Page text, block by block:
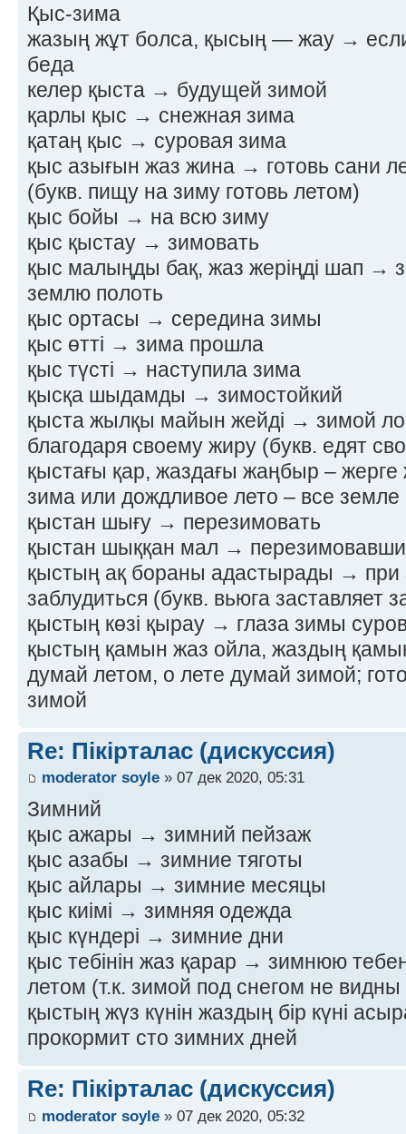
Қыс-зима
жазың жұт болса, қысың — жау →
беда
келер қыста → будущей зимой
қарлы қыс → снежная зима
қатаң қыс → суровая зима
қыс азығын жаз жина → готовь сани
(букв. пищу на зиму готовь летом)
қыс бойы → на всю зиму
қыс қыстау → зимовать
қыс малыңды бақ, жаз жеріңді шап →
землю полоть
қыс ортасы → середина зимы
қыс өтті → зима прошла
қыс түсті → наступила зима
қысқа шыдамды → зимостойкий
қыста жылқы майын жейді → зимой
благодаря своему жиру (букв. едят
қыстағы қар, жаздағы жаңбыр –
зима или дождливое лето – все земле
қыстан шығу → перезимовать
қыстан шыққан мал →
қыстың ақ бораны адастырады → при
заблудиться (букв. вьюга заставляет
қыстың көзі қырау → глаза зимы
қыстың қамын жаз ойла, жаздың
думай летом, о лете думай зимой;
зимой
Re: Пікірталас (дискуссия)
moderator soyle » 07 дек 2020, 05:31
Зимний
қыс ажары → зимний пейзаж
қыс азабы → зимние тяготы
қыс айлары → зимние месяцы
қыс киімі → зимняя одежда
қыс күндері → зимние дни
қыс тебінін жаз қарар → зимнюю
летом (т.к. зимой под снегом не
қыстың жүз күнін жаздың бір күні
прокормит сто зимних дней
Re: Пікірталас (дискуссия)
moderator soyle » 07 дек 2020, 05:32